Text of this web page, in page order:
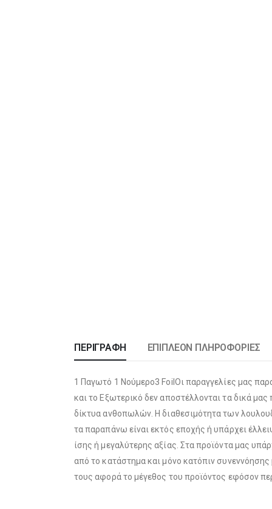
ΠΕΡΙΓΡΑΦΉ ΕΠΙΠΛΈΟΝ ΠΛΗΡΟΦΟΡΊΕΣ
1 Παγωτό 1 Νούμερο3 FoilΟι παραγγελίες μας
και το Εξωτερικό δεν αποστέλλονται τα δικά
δίκτυα ανθοπωλών. Η διαθεσιμότητα των
τα παραπάνω είναι εκτός εποχής ή υπάρχει
ίσης ή μεγαλύτερης αξίας. Στα προϊόντα μας
από το κατάστημα και μόνο κατόπιν
τους αφορά το μέγεθος του προϊόντος εφόσον